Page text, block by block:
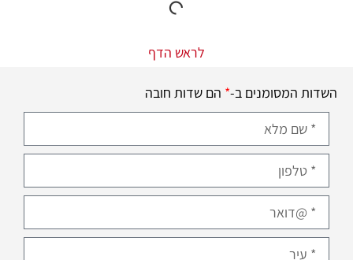
לראש הדף
השדות המסומנים ב-* הם שדות חובה